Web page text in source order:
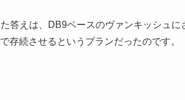
答えは、DB9ベースのヴァンキッシュに
存続させるというプランだったのです。